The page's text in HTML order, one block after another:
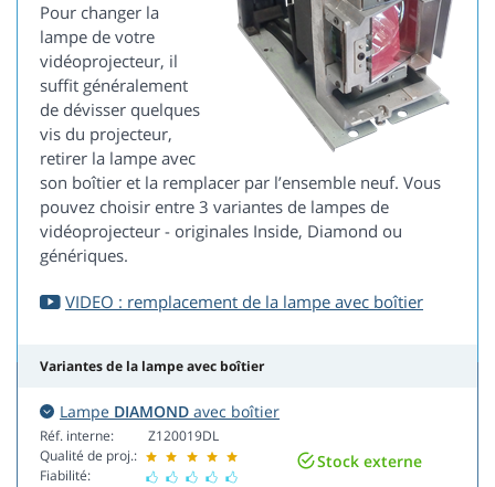
Pour changer la
lampe de votre
vidéoprojecteur, il
suffit généralement
de dévisser quelques
vis du projecteur,
retirer la lampe avec
son boîtier et la remplacer par l’ensemble neuf. Vous
pouvez choisir entre 3 variantes de lampes de
vidéoprojecteur - originales Inside, Diamond ou
génériques.
VIDEO : remplacement de la lampe avec boîtier
Variantes de la lampe avec boîtier
Lampe DIAMOND avec boîtier
Réf. interne:
Qualité de proj.:
Fiabilité:
Z120019DL
Stock externe